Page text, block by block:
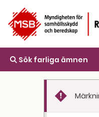
Sök farliga ämnen